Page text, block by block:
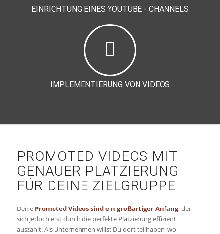
EINRICHTUNG EINES YOUTUBE - CHANNELS
IMPLEMENTIERUNG VON VIDEOS
PROMOTED VIDEOS MIT
GENAUER PLATZIERUNG
FÜR DEINE ZIELGRUPPE
Deine Promoted Videos sind ein großartiger Anfang, der
sich jedoch erst durch die perfekte Platzierung effizient
auszahlt. Als Unternehmen willst Du dort teilhaben, wo